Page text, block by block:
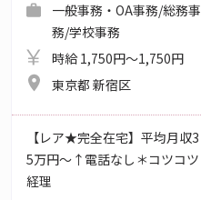
一般事務・OA事務/総務事
務/学校事務
時給 1,750円～1,750円
東京都 新宿区
【レア★完全在宅】平均月収3
5万円～↑電話なし＊コツコツ
経理